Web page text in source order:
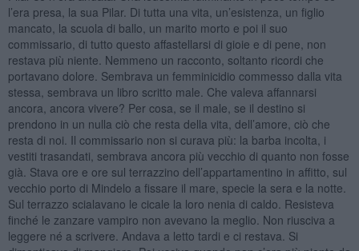
l’era presa, la sua Pilar. Di tutta una vita, un’esistenza, un figlio
mancato, la scuola di ballo, un marito morto e poi il suo
commissario, di tutto questo affastellarsi di gioie e di pene, non
restava più niente. Nemmeno un racconto, soltanto ricordi che
portavano dolore. Sembrava un femminicidio commesso dalla vita
stessa, sembrava un libro scritto male. Che valeva affannarsi
ancora, ancora vivere? Per cosa, se il male, se il destino si
prendono in un nulla ciò che resta della vita, dell’amore, ciò che
resta di noi. Il commissario non si curava più: la barba incolta, i
vestiti trasandati, sembrava ancora più vecchio di quanto non fosse
già. Stava ore e ore sul terrazzino dell’appartamentino in affitto, sul
vecchio porto di Mindelo a fissare il mare, specie la sera e la notte.
Sul terrazzo scialavano le cicale la loro nenia di caldo. Resisteva
finché le zanzare vampiro non avevano la meglio. Non riusciva a
leggere né a scrivere. Andava a letto tardi e ci restava. Si